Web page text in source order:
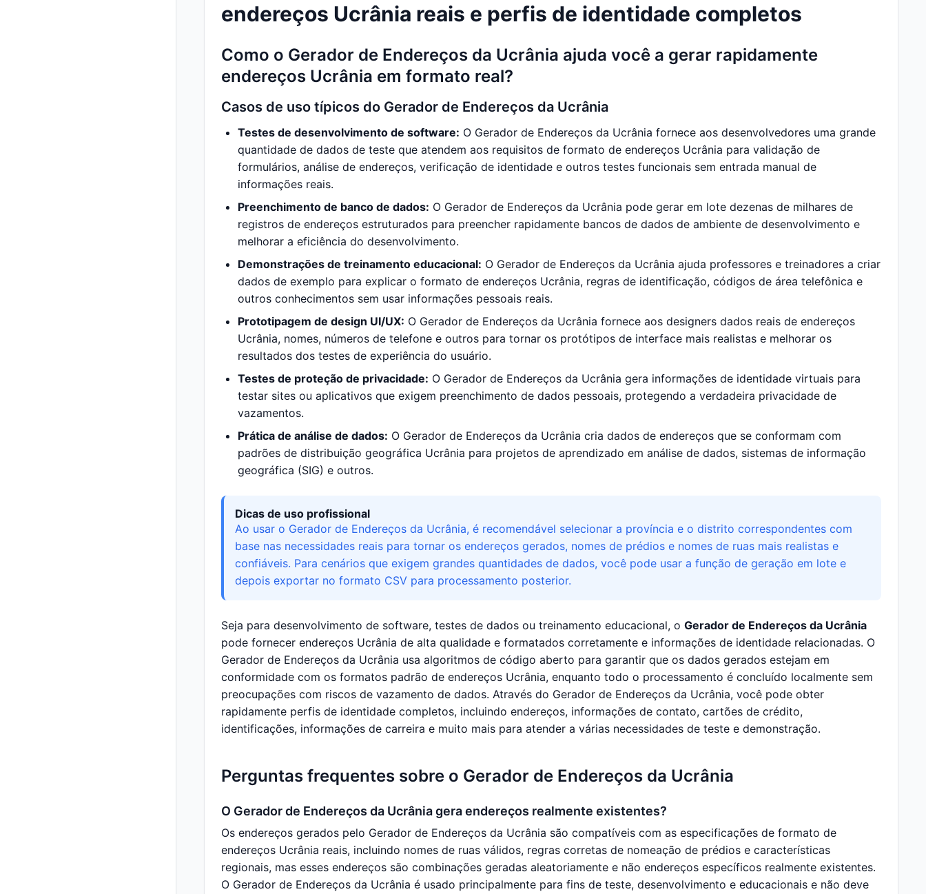
endereços Ucrânia reais e perfis de identidade completos
Como o Gerador de Endereços da Ucrânia ajuda você a gerar rapidamente
endereços Ucrânia em formato real?
Casos de uso típicos do Gerador de Endereços da Ucrânia
Testes de desenvolvimento de software: O Gerador de Endereços da Ucrânia fornece aos desenvolvedores uma grande
quantidade de dados de teste que atendem aos requisitos de formato de endereços Ucrânia para validação de
formulários, análise de endereços, verificação de identidade e outros testes funcionais sem entrada manual de
informações reais.
Preenchimento de banco de dados: O Gerador de Endereços da Ucrânia pode gerar em lote dezenas de milhares de
registros de endereços estruturados para preencher rapidamente bancos de dados de ambiente de desenvolvimento e
melhorar a eficiência do desenvolvimento.
Demonstrações de treinamento educacional: O Gerador de Endereços da Ucrânia ajuda professores e treinadores a criar
dados de exemplo para explicar o formato de endereços Ucrânia, regras de identificação, códigos de área telefônica e
outros conhecimentos sem usar informações pessoais reais.
Prototipagem de design UI/UX: O Gerador de Endereços da Ucrânia fornece aos designers dados reais de endereços
Ucrânia, nomes, números de telefone e outros para tornar os protótipos de interface mais realistas e melhorar os
resultados dos testes de experiência do usuário.
Testes de proteção de privacidade: O Gerador de Endereços da Ucrânia gera informações de identidade virtuais para
testar sites ou aplicativos que exigem preenchimento de dados pessoais, protegendo a verdadeira privacidade de
vazamentos.
Prática de análise de dados: O Gerador de Endereços da Ucrânia cria dados de endereços que se conformam com
padrões de distribuição geográfica Ucrânia para projetos de aprendizado em análise de dados, sistemas de informação
geográfica (SIG) e outros.
Dicas de uso profissional
Ao usar o Gerador de Endereços da Ucrânia, é recomendável selecionar a província e o distrito correspondentes com
base nas necessidades reais para tornar os endereços gerados, nomes de prédios e nomes de ruas mais realistas e
confiáveis. Para cenários que exigem grandes quantidades de dados, você pode usar a função de geração em lote e
depois exportar no formato CSV para processamento posterior.
Seja para desenvolvimento de software, testes de dados ou treinamento educacional, o Gerador de Endereços da Ucrânia
pode fornecer endereços Ucrânia de alta qualidade e formatados corretamente e informações de identidade relacionadas. O
Gerador de Endereços da Ucrânia usa algoritmos de código aberto para garantir que os dados gerados estejam em
conformidade com os formatos padrão de endereços Ucrânia, enquanto todo o processamento é concluído localmente sem
preocupações com riscos de vazamento de dados. Através do Gerador de Endereços da Ucrânia, você pode obter
rapidamente perfis de identidade completos, incluindo endereços, informações de contato, cartões de crédito,
identificações, informações de carreira e muito mais para atender a várias necessidades de teste e demonstração.
Perguntas frequentes sobre o Gerador de Endereços da Ucrânia
O Gerador de Endereços da Ucrânia gera endereços realmente existentes?
Os endereços gerados pelo Gerador de Endereços da Ucrânia são compatíveis com as especificações de formato de
endereços Ucrânia reais, incluindo nomes de ruas válidos, regras corretas de nomeação de prédios e características
regionais, mas esses endereços são combinações geradas aleatoriamente e não endereços específicos realmente existentes.
O Gerador de Endereços da Ucrânia é usado principalmente para fins de teste, desenvolvimento e educacionais e não deve